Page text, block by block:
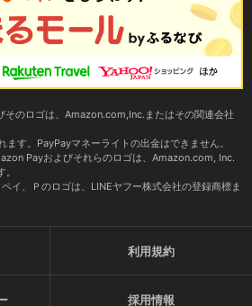
のロゴは、Amazon.com,Inc.またはその関連会社
ます。PayPayマネーライトの出金はできません。
Payおよびそれらのロゴは、Amazon.com, Inc.
イ、Ｐのロゴは、LINEヤフー株式会社の登録商標ま
利用規約
採用情報